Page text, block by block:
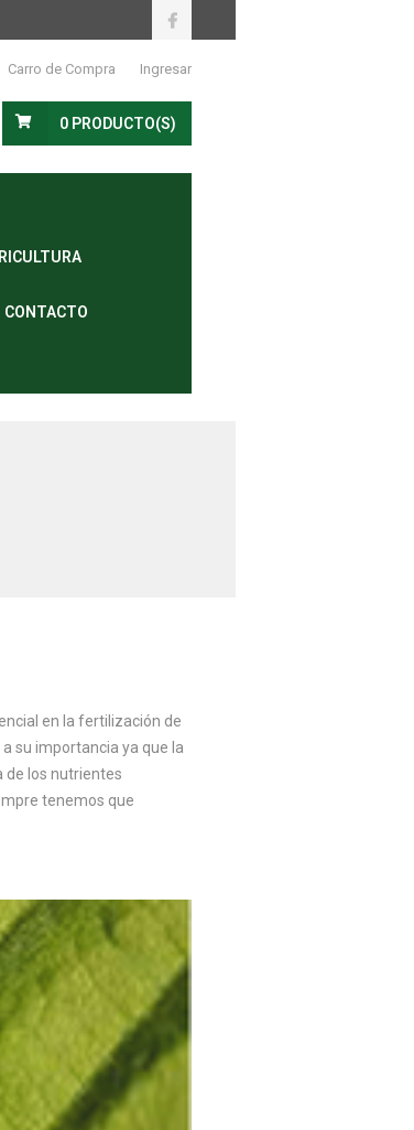
Carro de Compra Ingresar
0 PRODUCTO(S)
CONTACTO
en la fertilización de
su importancia ya que la
de los nutrientes
tenemos que